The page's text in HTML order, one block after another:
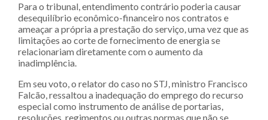
Para o tribunal, entendimento contrário poderia causar
desequilíbrio econômico-financeiro nos contratos e
ameaçar a própria a prestação do serviço, uma vez que as
limitações ao corte de fornecimento de energia se
relacionariam diretamente com o aumento da
inadimplência.
Em seu voto, o relator do caso no STJ, ministro Francisco
Falcão, ressaltou a inadequação do emprego do recurso
especial como instrumento de análise de portarias,
resoluções, regimentos ou outras normas que não se